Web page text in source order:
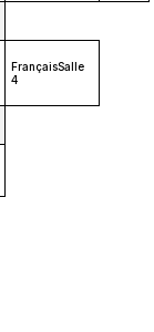
FrançaisSalle
4